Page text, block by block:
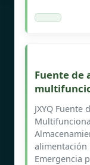
Fuente de
JXYQ
Emergencia